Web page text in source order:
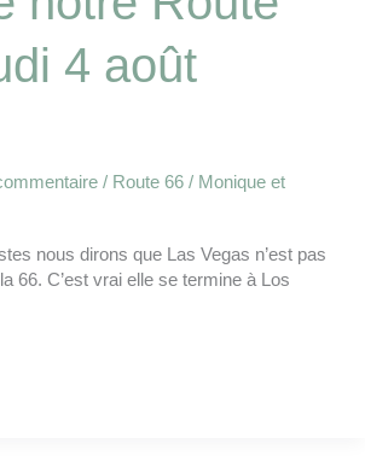
4 août
/ Route 66 / Monique et
nous dirons que Las Vegas n’est pas
66. C’est vrai elle se termine à Los